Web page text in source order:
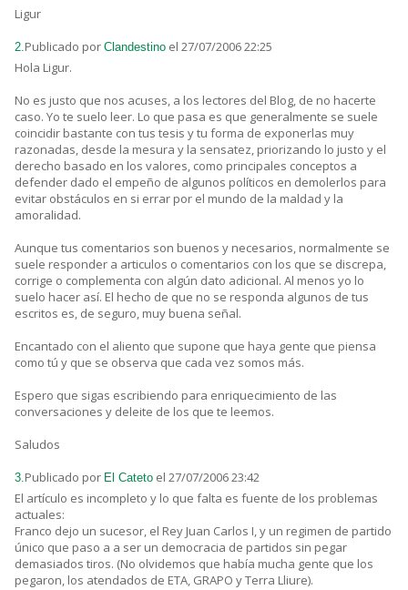
Ligur
2.Publicado por Clandestino el 27/07/2006 22:25
Hola Ligur.
No es justo que nos acuses, a los lectores del Blog, de no hacerte
caso. Yo te suelo leer. Lo que pasa es que generalmente se suele
coincidir bastante con tus tesis y tu forma de exponerlas muy
razonadas, desde la mesura y la sensatez, priorizando lo justo y el
derecho basado en los valores, como principales conceptos a
defender dado el empeño de algunos políticos en demolerlos para
evitar obstáculos en si errar por el mundo de la maldad y la
amoralidad.
Aunque tus comentarios son buenos y necesarios, normalmente se
suele responder a articulos o comentarios con los que se discrepa,
corrige o complementa con algún dato adicional. Al menos yo lo
suelo hacer así. El hecho de que no se responda algunos de tus
escritos es, de seguro, muy buena señal.
Encantado con el aliento que supone que haya gente que piensa
como tú y que se observa que cada vez somos más.
Espero que sigas escribiendo para enriquecimiento de las
conversaciones y deleite de los que te leemos.
Saludos
3.Publicado por El Cateto el 27/07/2006 23:42
El artículo es incompleto y lo que falta es fuente de los problemas
actuales:
Franco dejo un sucesor, el Rey Juan Carlos I, y un regimen de partido
único que paso a a ser un democracia de partidos sin pegar
demasiados tiros. (No olvidemos que había mucha gente que los
pegaron, los atendados de ETA, GRAPO y Terra Lliure).